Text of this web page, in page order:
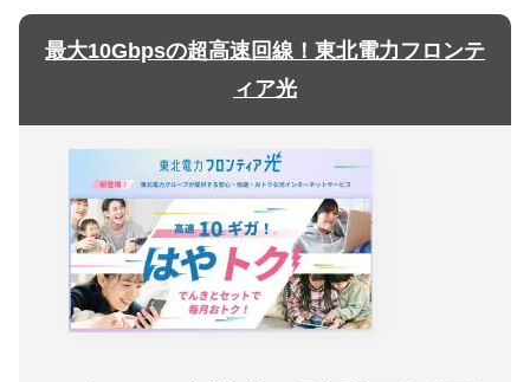
最大10Gbpsの超高速回線！東北電力フロンテ
ィア光